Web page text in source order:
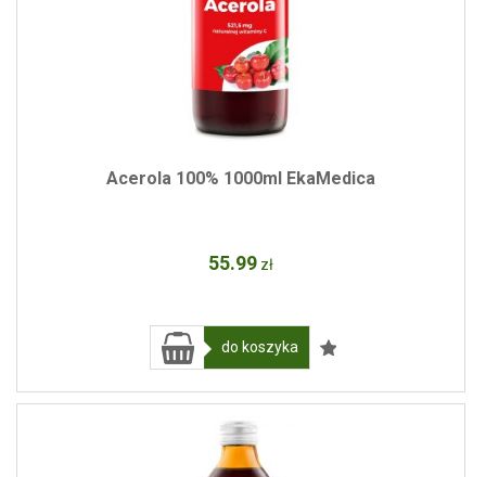
Acerola 100% 1000ml EkaMedica
55.99 zł
do koszyka